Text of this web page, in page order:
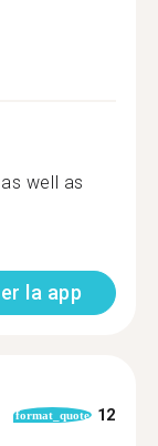
well as
la app
format_quote 12